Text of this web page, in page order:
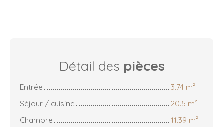
Détail des pièces
Entrée
3.74 m²
Séjour / cuisine
20.5 m²
Chambre
11.39 m²